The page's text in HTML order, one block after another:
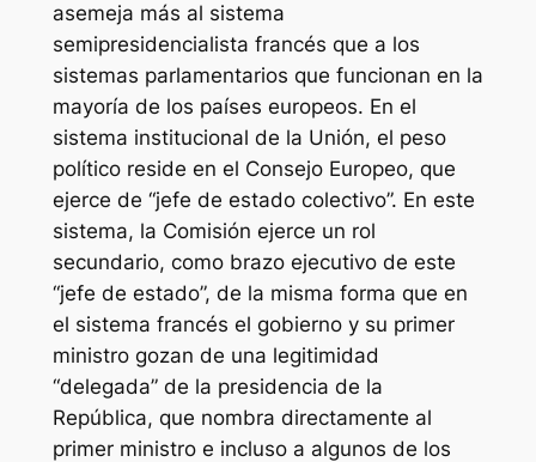
asemeja más al sistema
semipresidencialista francés que a los
sistemas parlamentarios que funcionan en la
mayoría de los países europeos. En el
sistema institucional de la Unión, el peso
político reside en el Consejo Europeo, que
ejerce de “jefe de estado colectivo”. En este
sistema, la Comisión ejerce un rol
secundario, como brazo ejecutivo de este
“jefe de estado”, de la misma forma que en
el sistema francés el gobierno y su primer
ministro gozan de una legitimidad
“delegada” de la presidencia de la
República, que nombra directamente al
primer ministro e incluso a algunos de los